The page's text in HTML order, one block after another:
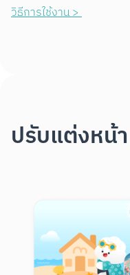
วิธีการใช้งาน >
ปรับแต่งหน้